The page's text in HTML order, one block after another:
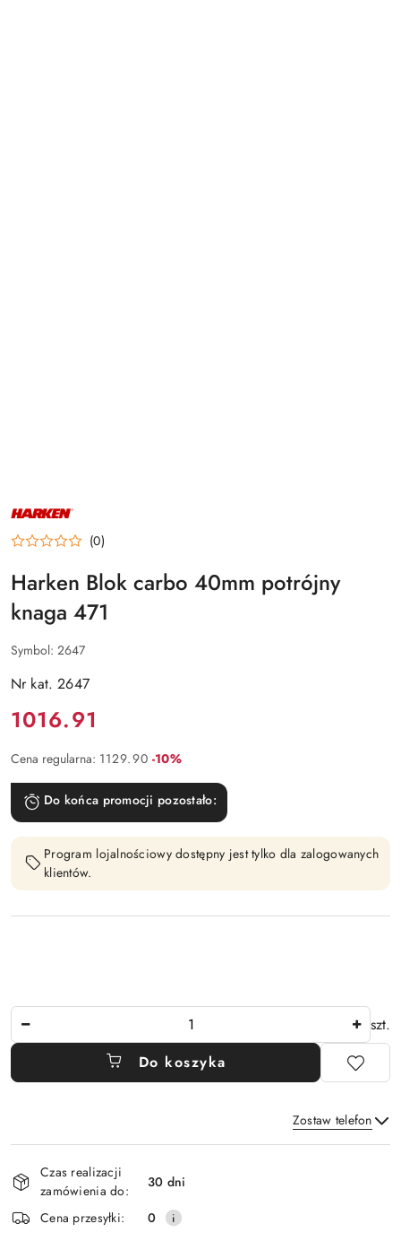
NAZWA
PRODUCENTA:
HARKEN (0)
Harken Blok carbo 40mm potrójny
knaga 471
Symbol: 2647
Nr kat. 2647
Cena:
1016.91
Cena regularna: 1129.90 Rabat:
-10%
Do końca promocji pozostało:
Program lojalnościowy dostępny jest tylko dla zalogowanych
klientów.
szt.
Do koszyka
Zostaw telefon
i
dostawa
Czas realizacji
zamówienia do:
30 dni
Cena przesyłki:
0